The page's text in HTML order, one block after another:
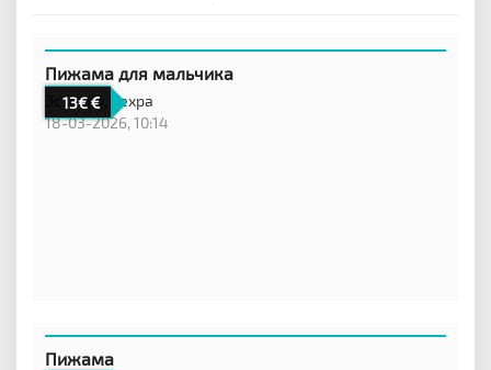
13€
Пижама для мальчика
Эстония,
Кехра
18-03-2026, 10:14
Пижама